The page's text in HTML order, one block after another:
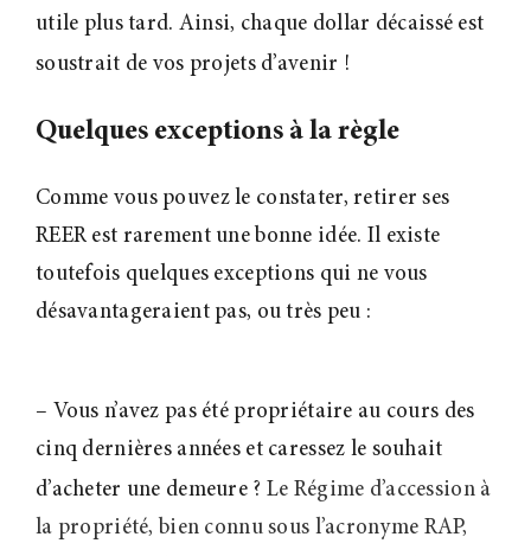
utile plus tard. Ainsi, chaque dollar décaissé est
soustrait de vos projets d’avenir !
Quelques exceptions à la règle
Comme vous pouvez le constater, retirer ses
REER est rarement une bonne idée. Il existe
toutefois quelques exceptions qui ne vous
désavantageraient pas, ou très peu :
– Vous n’avez pas été propriétaire au cours des
cinq dernières années et caressez le souhait
d’acheter une demeure ? Le Régime d’accession à
la propriété, bien connu sous l’acronyme RAP,